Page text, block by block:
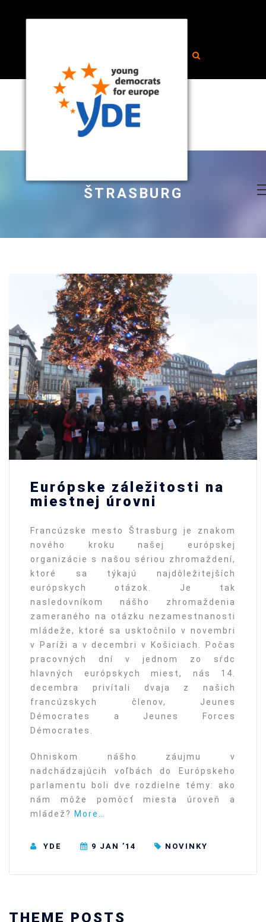
ŠTRASBURG
Európske záležitosti na
miestnej úrovni
Francúzske mesto Štrasburg je znakom
nového kroku našej európskej
organizácie s našou sériou zhromaždení,
ktoré sa týkajú najdôležitejších
európskych otázok. Je tak
nasledovníkom nášho zhromaždenia
zameraného na otázku nezamestnanosti
mládeže, ktoré sa usktočnilo v novembri
v Paríži a v decembri v Košiciach. Počas
pracovných dní v jednom zo sŕdc
hlavných európskych miest, nás 14.
decembra privítali dvaja z našich
francúzskych členov, Jeunes
Démocrates a Jeunes Forces
Démocrates.
Ohniskom nášho záujmu v
nadchádzajúcih voľbách do Európskeho
parlamentu boli dve rozdielne témy: ako
nám môže pomôcť miesta úroveň a
mládež?
More…
YDE 9 JAN ’14 NOVINKY
THEME POSTS